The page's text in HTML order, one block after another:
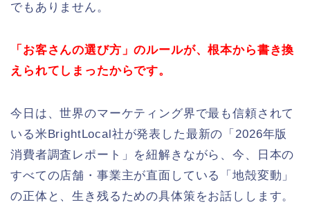
でもありません。
「お客さんの選び方」のルールが、根本から書き換
えられてしまったからです。
今日は、世界のマーケティング界で最も信頼されて
いる米BrightLocal社が発表した最新の「2026年版
消費者調査レポート」を紐解きながら、今、日本の
すべての店舗・事業主が直面している「地殻変動」
の正体と、生き残るための具体策をお話しします。